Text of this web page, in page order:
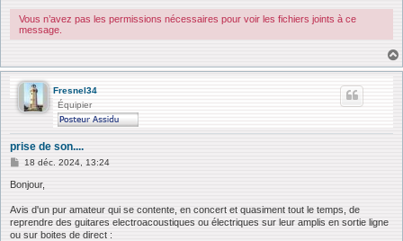
Vous n’avez pas les permissions nécessaires pour voir les fichiers joints à ce
message.
Fresnel34
Équipier
prise de son....
M
s
a
g
e
18 déc. 2024, 13:24
Bonjour,
Avis d'un pur amateur qui se contente, en concert et quasiment tout le temps, de
reprendre des guitares electroacoustiques ou électriques sur leur amplis en sortie ligne
ou sur boites de direct :